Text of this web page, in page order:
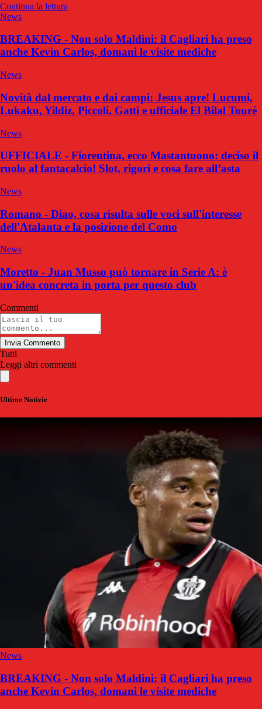
Continua la lettura
News
BREAKING - Non solo Maldini: il Cagliari ha preso
anche Kevin Carlos, domani le visite mediche
News
Novità dal mercato e dai campi: Jesus apre! Lucumi,
Lukaku, Yildiz, Piccoli, Gatti e ufficiale El Bilal Touré
News
UFFICIALE - Fiorentina, ecco Mastantuono: deciso il
ruolo al fantacalcio! Slot, rigori e cosa fare all’asta
News
Romano - Diao, cosa risulta sulle voci sull'interesse
dell'Atalanta e la posizione del Como
News
Moretto - Juan Musso può tornare in Serie A: è
un'idea concreta in porta per questo club
Commenti
Invia Commento
Tutti
Leggi altri commenti
Ultime Notizie
News
BREAKING - Non solo Maldini: il Cagliari ha preso
anche Kevin Carlos, domani le visite mediche